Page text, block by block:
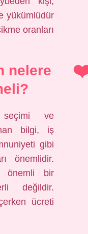
yükümlüdür
oranları
nelere
seçimi ve
bilgi, iş
gibi
önemlidir.
önemli bir
değildir.
ücreti